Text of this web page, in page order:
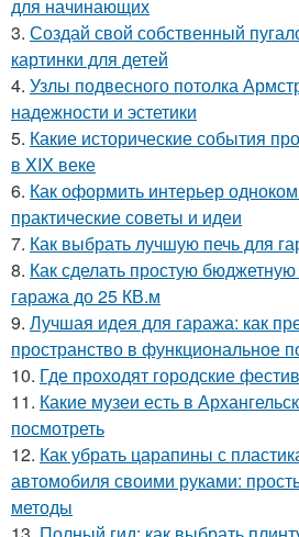
для начинающих
3. Создай свой собственный
картинки для детей
4. Узлы подвесного потолка
надежности и эстетики
5. Какие исторические события
в XIX веке
6. Как оформить интерьер
практические советы и идеи
7. Как выбрать лучшую печь для
8. Как сделать простую
гаража до 25 КВ.м
9. Лучшая идея для гаража: как
пространство в функциональное
10. Где проходят городские
11. Какие музеи есть в
посмотреть
12. Как убрать царапины с
автомобиля своими руками:
методы